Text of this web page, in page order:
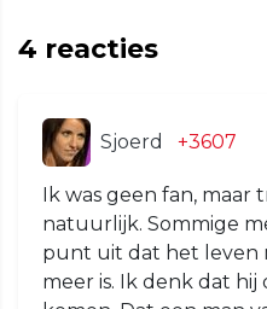
4 reacties
Sjoerd +3607
Ik was geen fan, maar
natuurlijk. Sommige
punt uit dat het leven
meer is. Ik denk dat